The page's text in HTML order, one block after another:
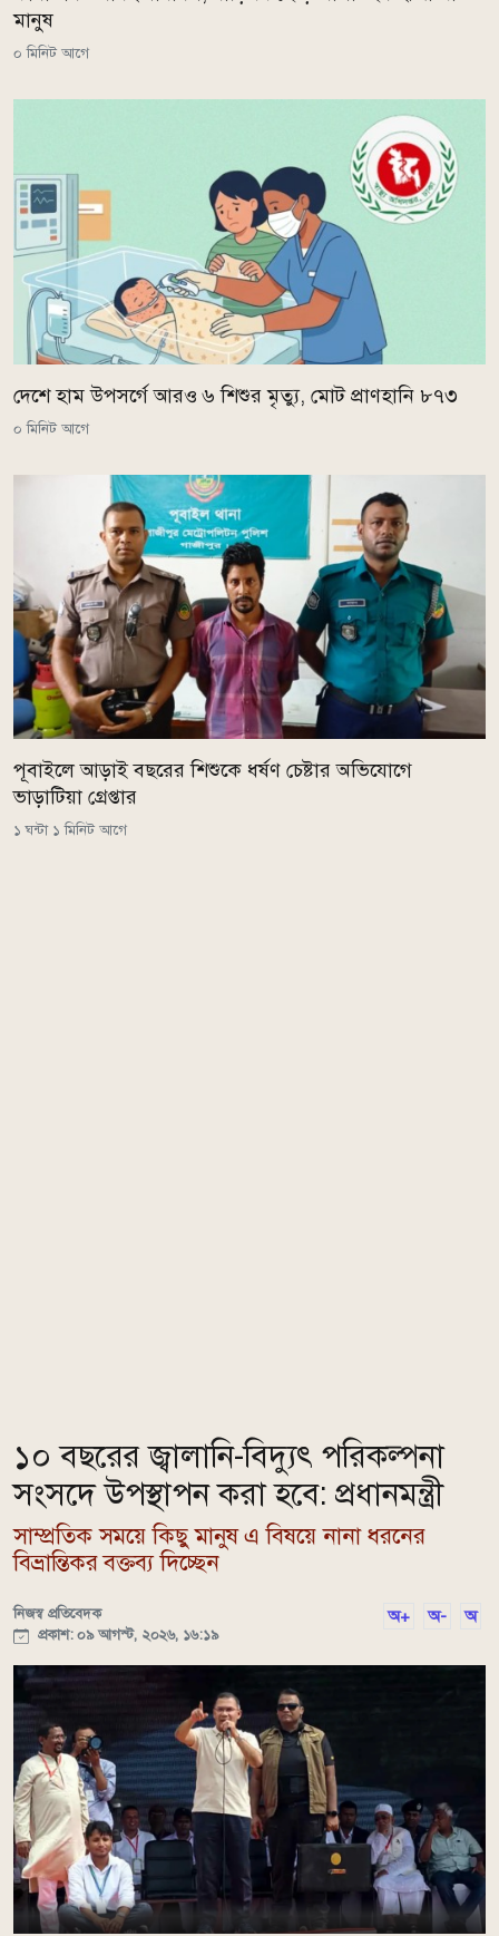
মানুষ
০ মিনিট আগে
দেশে হাম উপসর্গে আরও ৬ শিশুর মৃত্যু, মোট প্রাণহানি ৮৭৩
০ মিনিট আগে
পূবাইলে আড়াই বছরের শিশুকে ধর্ষণ চেষ্টার অভিযোগে
ভাড়াটিয়া গ্রেপ্তার
১ ঘন্টা ১ মিনিট আগে
১০ বছরের জ্বালানি-বিদ্যুৎ পরিকল্পনা
সংসদে উপস্থাপন করা হবে: প্রধানমন্ত্রী
সাম্প্রতিক সময়ে কিছু মানুষ এ বিষয়ে নানা ধরনের
বিভ্রান্তিকর বক্তব্য দিচ্ছেন
নিজস্ব প্রতিবেদক
প্রকাশ: ০৯ আগস্ট, ২০২৬, ১৬:১৯
অ+ অ- অ